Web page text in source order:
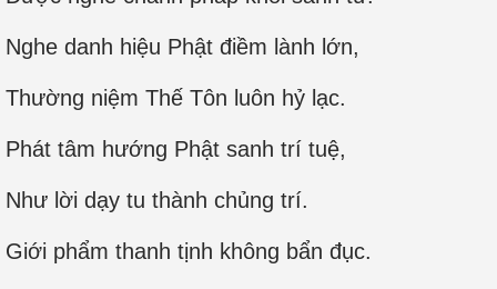
Nghe danh hiệu Phật điềm lành lớn,
Thường niệm Thế Tôn luôn hỷ lạc.
Phát tâm hướng Phật sanh trí tuệ,
Như lời dạy tu thành chủng trí.
Giới phẩm thanh tịnh không bẩn đục.